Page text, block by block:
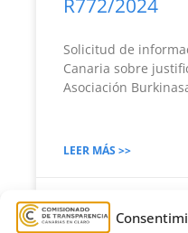
R772/2024
Solicitud de
Canaria sobre
Asociación
LEER MÁS >>
08/05/2025